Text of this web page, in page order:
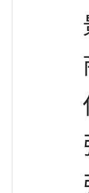
景
商
任
张
张